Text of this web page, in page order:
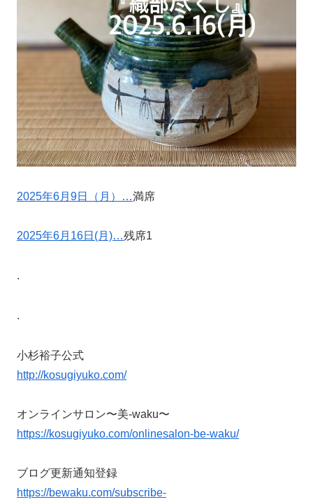
2025年6月9日（月）…満席
2025年6月16日(月)…残席1
.
.
小杉裕子公式
http://kosugiyuko.com/
オンラインサロン〜美-waku〜
https://kosugiyuko.com/onlinesalon-be-waku/
ブログ更新通知登録
https://bewaku.com/subscribe-